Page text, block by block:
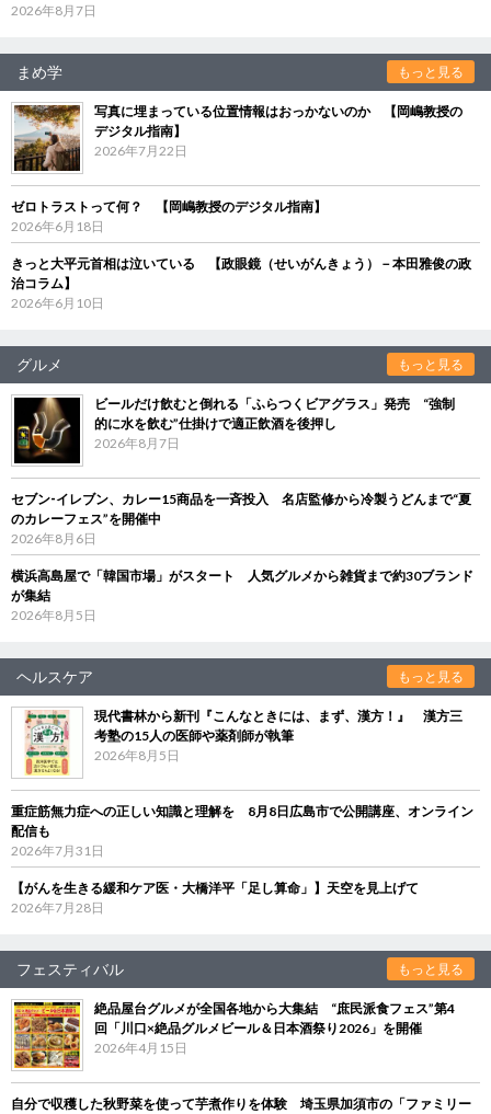
2026年8月7日
まめ学 もっと見る
写真に埋まっている位置情報はおっかないのか 【岡嶋教授の
デジタル指南】
2026年7月22日
ゼロトラストって何？ 【岡嶋教授のデジタル指南】
2026年6月18日
きっと大平元首相は泣いている 【政眼鏡（せいがんきょう）－本田雅俊の政
治コラム】
2026年6月10日
グルメ もっと見る
ビールだけ飲むと倒れる「ふらつくビアグラス」発売 “強制
的に水を飲む”仕掛けで適正飲酒を後押し
2026年8月7日
セブン‐イレブン、カレー15商品を一斉投入 名店監修から冷製うどんまで“夏
のカレーフェス”を開催中
2026年8月6日
横浜高島屋で「韓国市場」がスタート 人気グルメから雑貨まで約30ブランド
が集結
2026年8月5日
ヘルスケア もっと見る
現代書林から新刊『こんなときには、まず、漢方！』 漢方三
考塾の15人の医師や薬剤師が執筆
2026年8月5日
重症筋無力症への正しい知識と理解を 8月8日広島市で公開講座、オンライン
配信も
2026年7月31日
【がんを生きる緩和ケア医・大橋洋平「足し算命」】天空を見上げて
2026年7月28日
フェスティバル もっと見る
絶品屋台グルメが全国各地から大集結 “庶民派食フェス”第4
回「川口×絶品グルメビール＆日本酒祭り2026」を開催
2026年4月15日
自分で収穫した秋野菜を使って芋煮作りを体験 埼玉県加須市の「ファミリー